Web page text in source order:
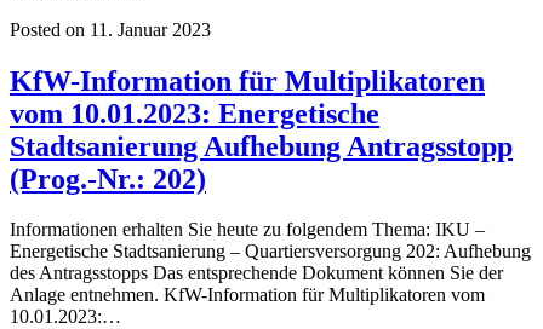
Posted on 11. Januar 2023
KfW-Information für Multiplikatoren
vom 10.01.2023: Energetische
Stadtsanierung Aufhebung Antragsstopp
(Prog.-Nr.: 202)
Informationen erhalten Sie heute zu folgendem Thema: IKU –
Energetische Stadtsanierung – Quartiersversorgung 202: Aufhebung
des Antragsstopps Das entsprechende Dokument können Sie der
Anlage entnehmen. KfW-Information für Multiplikatoren vom
10.01.2023:…